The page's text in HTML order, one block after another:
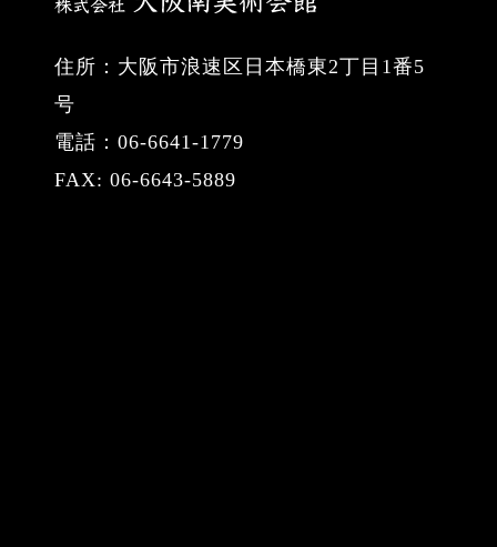
住所：大阪市浪速区日本橋東2丁目1番5
号
電話：06-6641-1779
FAX: 06-6643-5889